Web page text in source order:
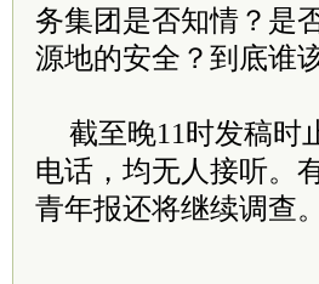
务集团是否知情？是
源地的安全？到底谁
截至晚11时发稿时
电话，均无人接听。
青年报还将继续调查。